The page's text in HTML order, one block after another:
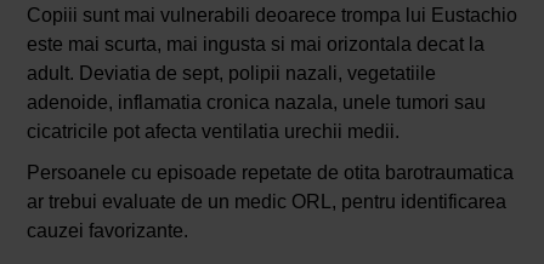
Copiii sunt mai vulnerabili deoarece trompa lui Eustachio
este mai scurta, mai ingusta si mai orizontala decat la
adult. Deviatia de sept, polipii nazali, vegetatiile
adenoide, inflamatia cronica nazala, unele tumori sau
cicatricile pot afecta ventilatia urechii medii.
Persoanele cu episoade repetate de otita barotraumatica
ar trebui evaluate de un medic ORL, pentru identificarea
cauzei favorizante.